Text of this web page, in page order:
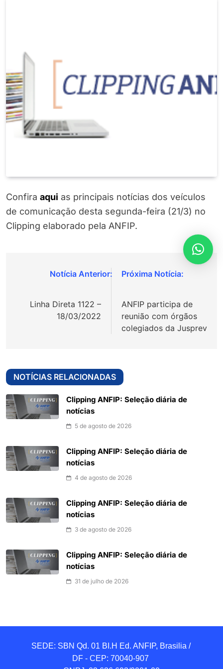
Confira aqui as principais notícias dos veículos
de comunicação desta segunda-feira (21/3) no
Clipping elaborado pela ANFIP.
Navegação
Post
Linha Direta 1122 –
18/03/2022
ANFIP participa de
reunião com órgãos
colegiados da Jusprev
NOTÍCIAS RELACIONADAS
Clipping ANFIP: Seleção diária de
notícias
5 de agosto de 2026
Clipping ANFIP: Seleção diária de
notícias
4 de agosto de 2026
Clipping ANFIP: Seleção diária de
notícias
3 de agosto de 2026
Clipping ANFIP: Seleção diária de
notícias
31 de julho de 2026
SEDE: SBN Qd. 01 BI.H Ed. ANFIP, Brasilia /
DF - CEP: 70040-907